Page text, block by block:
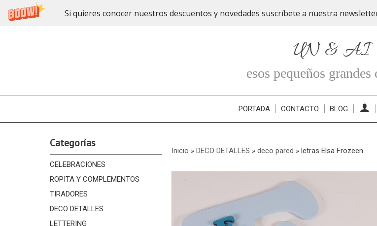
Si quieres conocer nuestros descuentos y novedades suscríbete a nuestra
UN & AI
esos pequeños grandes
PORTADA CONTACTO BLOG
Categorías
CELEBRACIONES
ROPITA Y COMPLEMENTOS
TIRADORES
DECO DETALLES
LETTERING
Inicio » DECO DETALLES » deco pared » letras Elsa Frozeen